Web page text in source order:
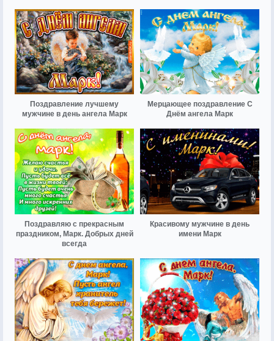
Поздравление лучшему
мужчине в день ангела Марк
Мерцающее поздравление С
Днём ангела Марк
Поздравляю с прекрасным
праздником, Марк. Добрых дней
всегда
Красивому мужчине в день
имени Марк